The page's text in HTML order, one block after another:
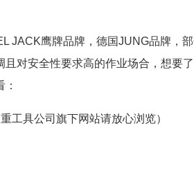
JACK鹰牌品牌，德国JUNG品牌，
对安全性要求高的作业场合，想要
工具公司旗下网站请放心浏览）